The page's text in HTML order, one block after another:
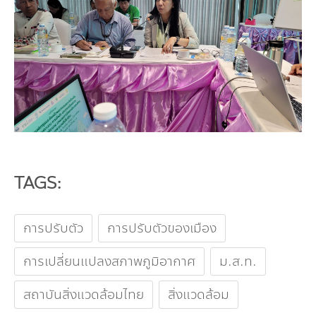
TAGS:
การปรับตัว
การปรับตัวของเมือง
การเปลี่ยนแปลงสภาพภูมิอากาศ
ม.ส.ท.
สถาบันสิ่งแวดล้อมไทย
สิ่งแวดล้อม